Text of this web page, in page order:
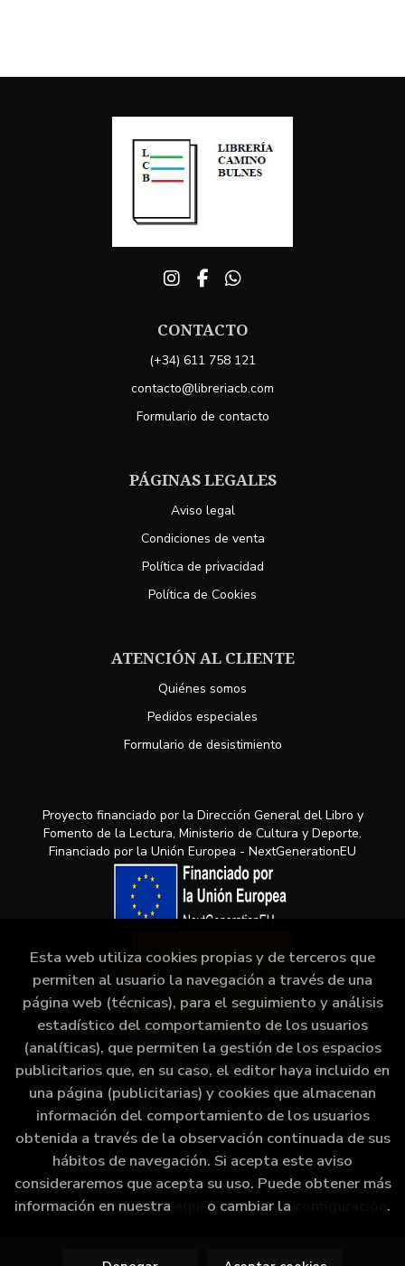
CONTACTO
(+34) 611 758 121
contacto@libreriacb.com
Formulario de contacto
PÁGINAS LEGALES
Aviso legal
Condiciones de venta
Política de privacidad
Política de Cookies
ATENCIÓN AL CLIENTE
Quiénes somos
Pedidos especiales
Formulario de desistimiento
Proyecto financiado por la Dirección General del Libro y
Fomento de la Lectura, Ministerio de Cultura y Deporte.
Financiado por la Unión Europea - NextGenerationEU
2026 ©Librería Camino Bulnes. Todos los Derechos
Reservados |
Grupo Trevenque
Esta web utiliza cookies propias y de terceros que
permiten al usuario la navegación a través de una
página web (técnicas), para el seguimiento y análisis
estadístico del comportamiento de los usuarios
(analíticas), que permiten la gestión de los espacios
publicitarios que, en su caso, el editor haya incluido en
una página (publicitarias) y cookies que almacenan
información del comportamiento de los usuarios
obtenida a través de la observación continuada de sus
hábitos de navegación. Si acepta este aviso
consideraremos que acepta su uso. Puede obtener más
información en nuestra
o cambiar la .